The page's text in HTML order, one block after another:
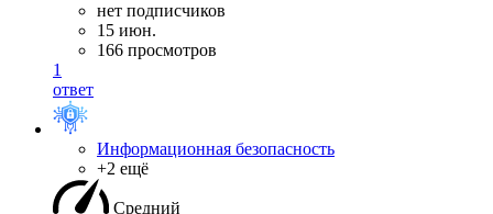
нет подписчиков
15 июн.
166 просмотров
1
ответ
Информационная безопасность
+2 ещё
Средний